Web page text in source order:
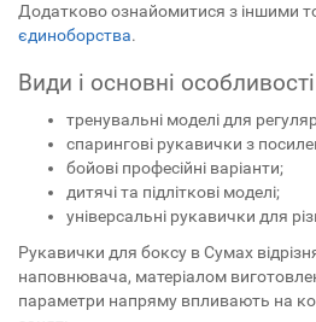
Додатково ознайомитися з іншими
єдиноборства.
Види і основні особливості
тренувальні моделі для
спарингові рукавички з
бойові професійні варіанти;
дитячі та підліткові моделі;
універсальні рукавички для
Рукавички для боксу в Сумах
наповнювача, матеріалом
параметри напряму впливають на